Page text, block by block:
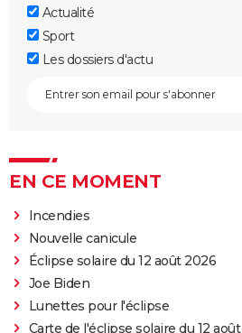
Actualité
Sport
Les dossiers d'actu
EN CE MOMENT
Incendies
Nouvelle canicule
Éclipse solaire du 12 août 2026
Joe Biden
Lunettes pour l'éclipse
Carte de l'éclipse solaire du 12 août